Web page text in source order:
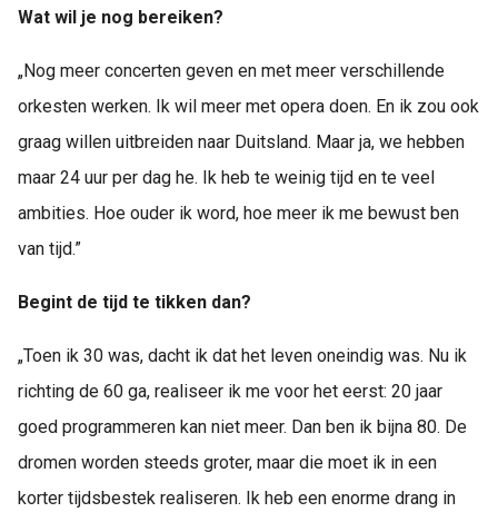
Wat wil je nog bereiken?
„Nog meer concerten geven en met meer verschillende
orkesten werken. Ik wil meer met opera doen. En ik zou ook
graag willen uitbreiden naar Duitsland. Maar ja, we hebben
maar 24 uur per dag he. Ik heb te weinig tijd en te veel
ambities. Hoe ouder ik word, hoe meer ik me bewust ben
van tijd.”
Begint de tijd te tikken dan?
„Toen ik 30 was, dacht ik dat het leven oneindig was. Nu ik
richting de 60 ga, realiseer ik me voor het eerst: 20 jaar
goed programmeren kan niet meer. Dan ben ik bijna 80. De
dromen worden steeds groter, maar die moet ik in een
korter tijdsbestek realiseren. Ik heb een enorme drang in